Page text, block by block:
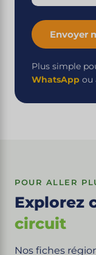
Envoyer
Plus simple
WhatsApp ou
POUR ALLER
Explorez
circuit
Nos fiches